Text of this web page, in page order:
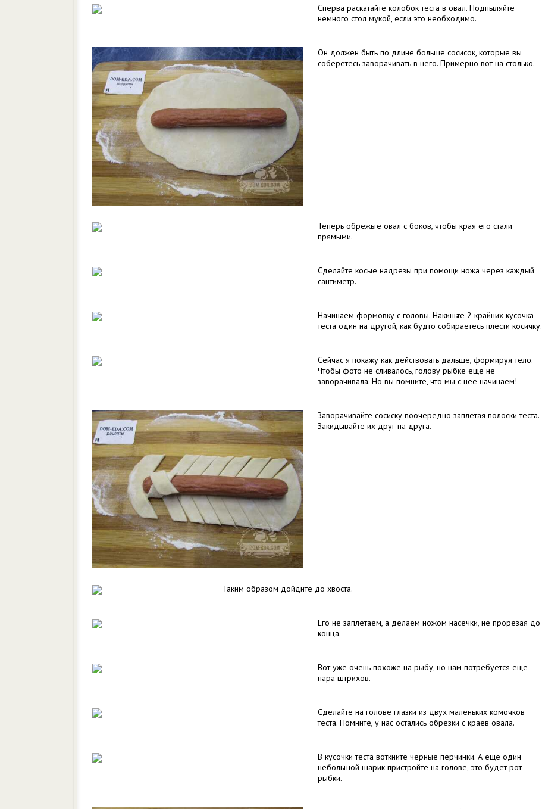
Сперва раскатайте колобок теста в овал. Подпыляйте
немного стол мукой, если это необходимо.
Он должен быть по длине больше сосисок, которые вы
соберетесь заворачивать в него. Примерно вот на столько.
Теперь обрежьте овал с боков, чтобы края его стали
прямыми.
Сделайте косые надрезы при помощи ножа через каждый
сантиметр.
Начинаем формовку с головы. Накиньте 2 крайних кусочка
теста один на другой, как будто собираетесь плести косичку.
Сейчас я покажу как действовать дальше, формируя тело.
Чтобы фото не сливалось, голову рыбке еще не
заворачивала. Но вы помните, что мы с нее начинаем!
Заворачивайте сосиску поочередно заплетая полоски теста.
Закидывайте их друг на друга.
Таким образом дойдите до хвоста.
Его не заплетаем, а делаем ножом насечки, не прорезая до
конца.
Вот уже очень похоже на рыбу, но нам потребуется еще
пара штрихов.
Сделайте на голове глазки из двух маленьких комочков
теста. Помните, у нас остались обрезки с краев овала.
В кусочки теста воткните черные перчинки. А еще один
небольшой шарик пристройте на голове, это будет рот
рыбки.